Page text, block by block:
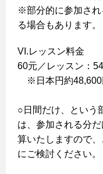
※部分的に参加され
る場合もあります。
VI.レッスン料金
60元／レッスン：
※日本円約48,600
○日間だけ、という
は、参加される分
算いたしますので
にご検討ください。